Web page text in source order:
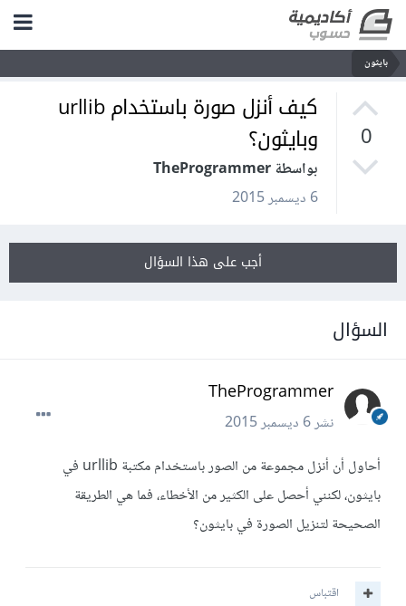
بايثون
0
كيف أنزل صورة باستخدام urllib
وبايثون؟
بواسطة TheProgrammer
6 ديسمبر 2015
أجب على هذا السؤال
السؤال
TheProgrammer
نشر6 ديسمبر 2015
أحاول أن أنزل مجموعة من الصور باستخدام مكتبة urllib في
بايثون، لكنني أحصل على الكثير من الأخطاء، فما هي الطريقة
الصحيحة لتنزيل الصورة في بايثون؟
اقتباس